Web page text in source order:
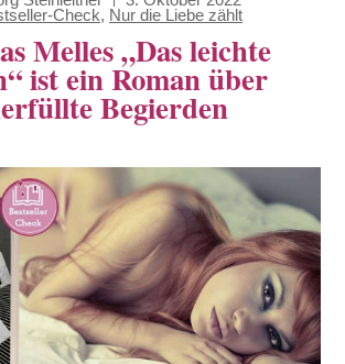
Check, Nur die Liebe zählt
Melles „Das leichte
ist ein Roman über
Begierden